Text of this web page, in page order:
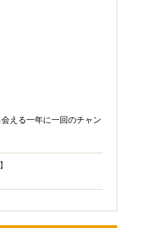
える一年に一回のチャン